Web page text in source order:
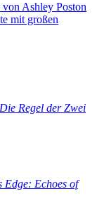
von Ashley Poston
mit großen
Regel der Zwei
Edge: Echoes of